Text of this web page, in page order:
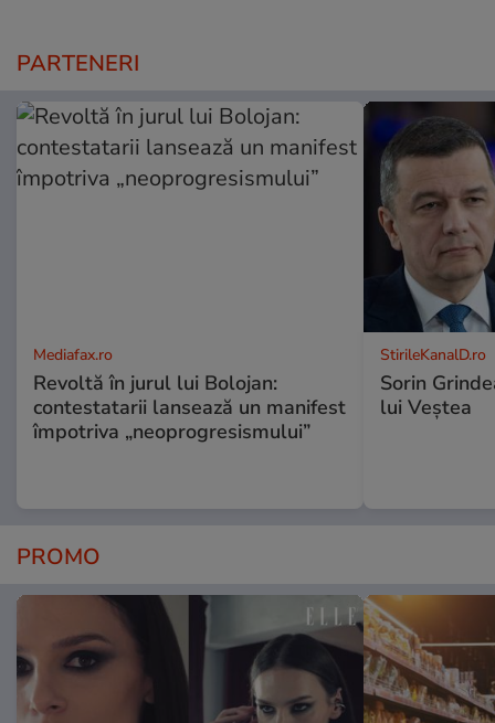
PARTENERI
Mediafax.ro
Revoltă în jurul lui Bolojan:
contestatarii lansează un manifest
împotriva „neoprogresismului”
StirileKanalD.ro
Sorin
lui Veștea
PROMO